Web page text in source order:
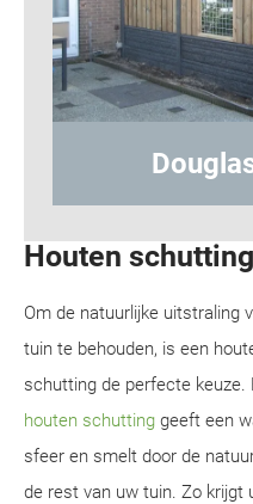
Houten
Om de natuurlijke uitstraling
tuin te behouden, is een
schutting de perfecte keuze.
houten schutting geeft een
sfeer en smelt door de
de rest van uw tuin. Zo krijgt